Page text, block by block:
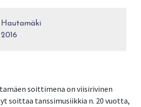
2016
soittimena on viisirivinen
soittaa tanssimusiikkia n. 20 vuotta,